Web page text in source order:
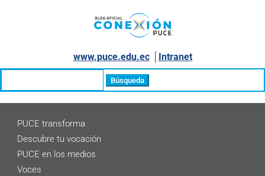
www.puce.edu.ec│ Intranet
PUCE transforma
Descubre tu vocación
PUCE en los medios
Voces